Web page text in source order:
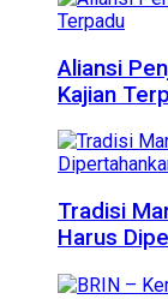
Aliansi
Kajian
Tradisi
Harus